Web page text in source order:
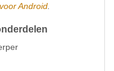
Android